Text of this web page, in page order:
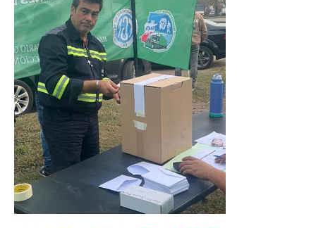
Secretaría Evol. del Salario
Secretaría de Fiscalización
Secretaría de Transporte
Secretaría de Relaciones Internacionales
Secretaría de la Mujer
Secretaría de Turismo
Secretaría de Capacitación
Sec. Derechos Humanos